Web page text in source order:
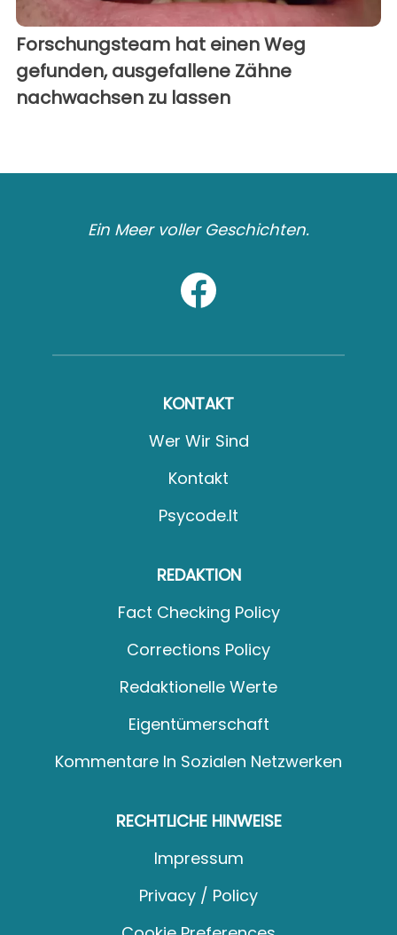
Forschungsteam hat einen Weg
gefunden, ausgefallene Zähne
nachwachsen zu lassen
Ein Meer voller Geschichten.
KONTAKT
Wer Wir Sind
Kontakt
Psycode.it
REDAKTION
Fact Checking Policy
Corrections Policy
Redaktionelle Werte
Eigentümerschaft
Kommentare In Sozialen Netzwerken
RECHTLICHE HINWEISE
Impressum
Privacy / Policy